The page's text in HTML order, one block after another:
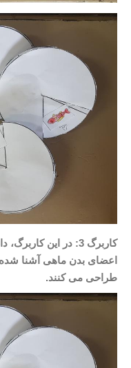
کاربرگ 3: در این
اعضای بدن ماهی آشنا
طراحی می کنند.